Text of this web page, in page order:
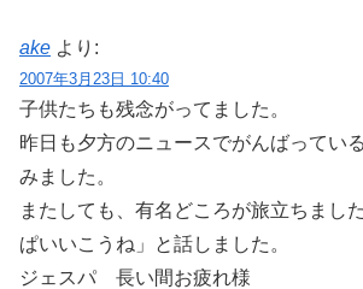
ake より:
2007年3月23日 10:40
子供たちも残念がってました。
昨日も夕方のニュースでがんばってい
みました。
またしても、有名どころが旅立ちまし
ぱいいこうね」と話しました。
ジェスパ 長い間お疲れ様